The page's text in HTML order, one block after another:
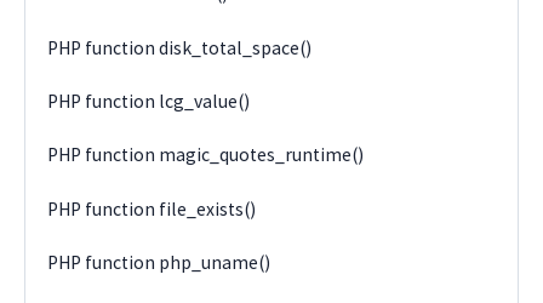
PHP function disk_total_space()
PHP function lcg_value()
PHP function magic_quotes_runtime()
PHP function file_exists()
PHP function php_uname()